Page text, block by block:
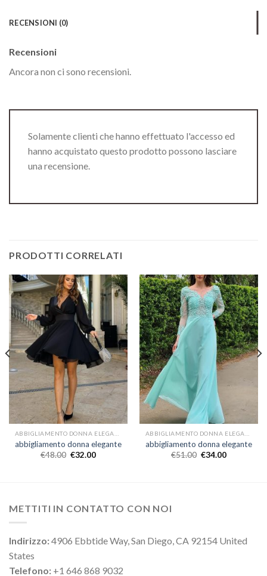
RECENSIONI (0)
Recensioni
Ancora non ci sono recensioni.
Solamente clienti che hanno effettuato l'accesso ed
hanno acquistato questo prodotto possono lasciare
una recensione.
PRODOTTI CORRELATI
abbigliamento donna elegante
€48.00 €32.00
abbigliamento donna elegante
€51.00 €34.00
METTITI IN CONTATTO CON NOI
Indirizzo:4906 Ebbtide Way, San Diego, CA 92154 United
States
Telefono: +1 646 868 9032